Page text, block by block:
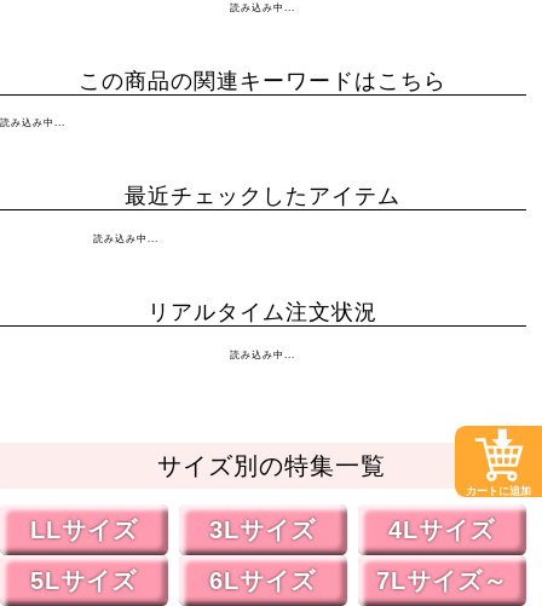
読み込み中...
この商品の関連キーワードはこちら
読み込み中...
最近チェックしたアイテム
読み込み中...
リアルタイム注文状況
読み込み中...
サイズ別の特集一覧
LLサイズ 3Lサイズ
4Lサイズ
5Lサイズ
6Lサイズ 7Lサイズ～
カートに追加